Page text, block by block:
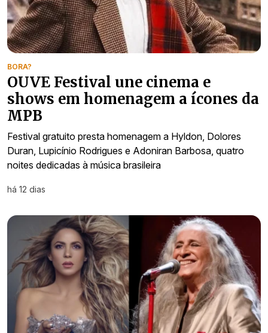
BORA?
OUVE Festival une cinema e
shows em homenagem a ícones da
MPB
Festival gratuito presta homenagem a Hyldon, Dolores
Duran, Lupicínio Rodrigues e Adoniran Barbosa, quatro
noites dedicadas à música brasileira
há 12 dias